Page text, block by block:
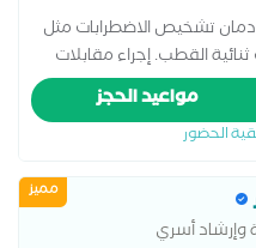
تشخيص الاضطرابات مثل
ثنائية القطب. إجراء مقابلات
التمييز بين الحالات
المشابهةمواعيد الحجز
الحضور
مميز
أسري